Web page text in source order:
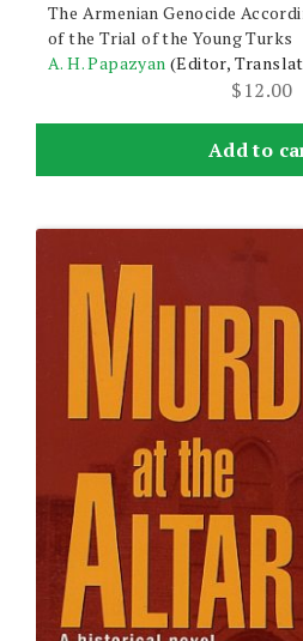
The Armenian Genocide
of the Trial of the Young Turks
A. H. Papazyan (Editor,
$12.00
Add to